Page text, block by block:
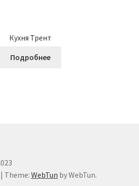
Кухня Трент
Подробнее
| Theme: WebTun by WebTun.